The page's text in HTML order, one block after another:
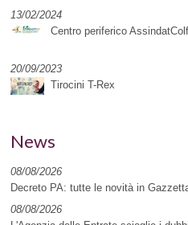
13/02/2024
Centro periferico AssindatColf
20/09/2023
Tirocini T-Rex
News
08/08/2026
Decreto PA: tutte le novità in
08/08/2026